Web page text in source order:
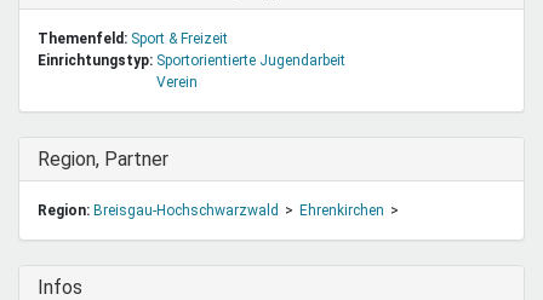
Themenfeld: Sport & Freizeit
Einrichtungstyp: Sportorientierte Jugendarbeit
Verein
Ausblenden
Region, Partner
Region: Breisgau-Hochschwarzwald Ehrenkirchen
Ausblenden
Infos